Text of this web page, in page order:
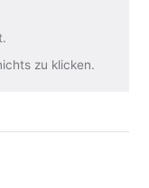
zu klicken.